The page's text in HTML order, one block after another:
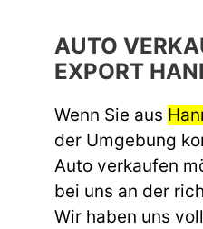
AUTO
EXPORT
Wenn Sie aus
der Umgebung
Auto verkaufen
bei uns an der
Wir haben uns